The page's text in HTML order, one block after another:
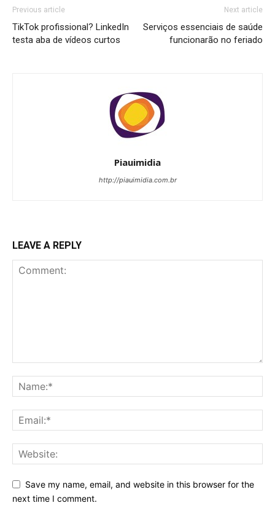
Previous article
TikTok profissional? LinkedIn
testa aba de vídeos curtos
Next article
Serviços essenciais de saúde
funcionarão no feriado
Piauimidia
http://piauimidia.com.br
LEAVE A REPLY
Save my name, email, and website in this browser for the
next time I comment.